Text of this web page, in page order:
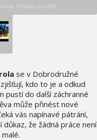
Pohádky pro děti
se v Dobrodružné
kdo to je a odkud
pustí do další záchranné
může přinést nové
vás napínavé pátrání,
že žádná práce není